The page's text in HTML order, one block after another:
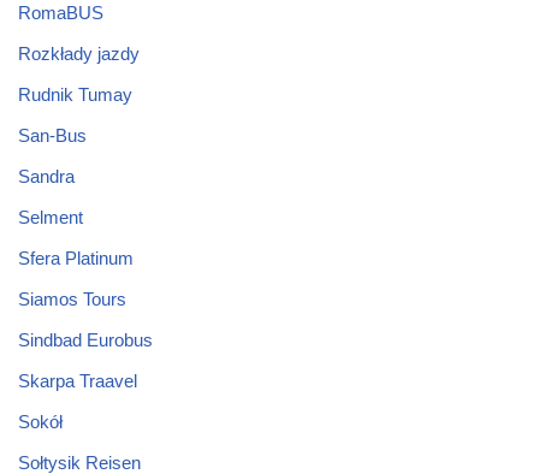
RomaBUS
Rozkłady jazdy
Rudnik Tumay
San-Bus
Sandra
Selment
Sfera Platinum
Siamos Tours
Sindbad Eurobus
Skarpa Traavel
Sokół
Sołtysik Reisen